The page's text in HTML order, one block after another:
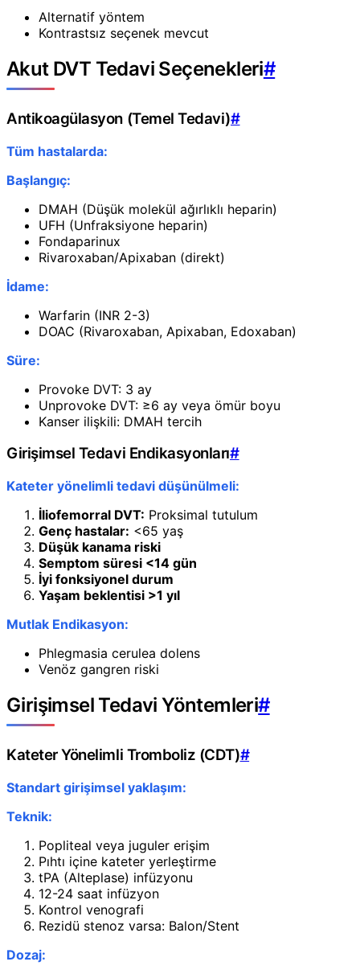
Alternatif yöntem
Kontrastsız seçenek mevcut
Akut DVT Tedavi Seçenekleri#
Antikoagülasyon (Temel Tedavi)#
Tüm hastalarda:
Başlangıç:
DMAH (Düşük molekül ağırlıklı heparin)
UFH (Unfraksiyone heparin)
Fondaparinux
Rivaroxaban/Apixaban (direkt)
İdame:
Warfarin (INR 2-3)
DOAC (Rivaroxaban, Apixaban, Edoxaban)
Süre:
Provoke DVT: 3 ay
Unprovoke DVT: ≥6 ay veya ömür boyu
Kanser ilişkili: DMAH tercih
Girişimsel Tedavi Endikasyonları#
Kateter yönelimli tedavi düşünülmeli:
İliofemorral DVT: Proksimal tutulum
Genç hastalar: <65 yaş
Düşük kanama riski
Semptom süresi <14 gün
İyi fonksiyonel durum
Yaşam beklentisi >1 yıl
Mutlak Endikasyon:
Phlegmasia cerulea dolens
Venöz gangren riski
Girişimsel Tedavi Yöntemleri#
Kateter Yönelimli Tromboliz (CDT)#
Standart girişimsel yaklaşım:
Teknik:
Popliteal veya juguler erişim
Pıhtı içine kateter yerleştirme
tPA (Alteplase) infüzyonu
12-24 saat infüzyon
Kontrol venografi
Rezidü stenoz varsa: Balon/Stent
Dozaj: